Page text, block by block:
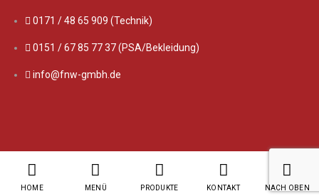
0171 / 48 65 909 (Technik)
0151 / 67 85 77 37 (PSA/Bekleidung)
info@fnw-gmbh.de
HOME MENÜ PRODUKTE KONTAKT NACH OBEN